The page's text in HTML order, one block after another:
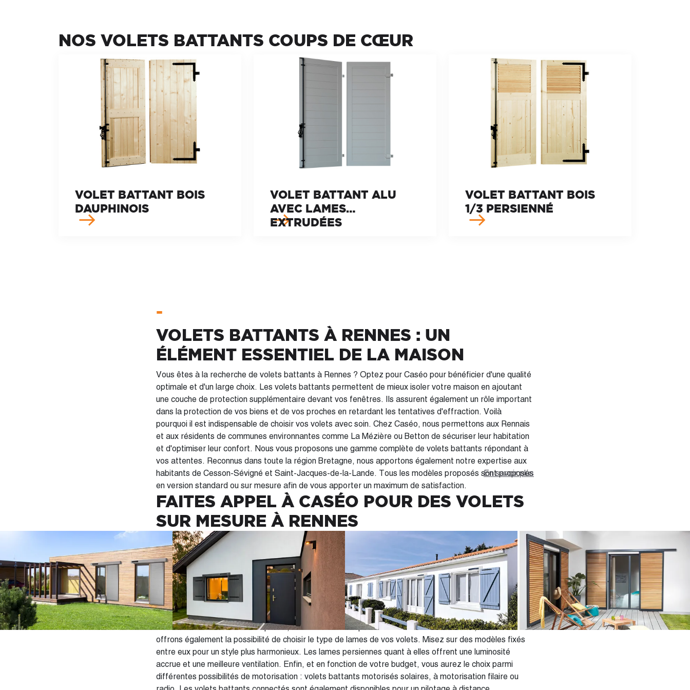
NOS VOLETS BATTANTS COUPS DE CŒUR
VOLET BATTANT BOIS
DAUPHINOIS
VOLET BATTANT ALU
AVEC LAMES
EXTRUDÉES
VOLET BATTANT BOIS
1/3 PERSIENNÉ
-
VOLETS BATTANTS À RENNES : UN
ÉLÉMENT ESSENTIEL DE LA MAISON
Vous êtes à la recherche de volets battants à Rennes ? Optez pour Caséo pour bénéficier d'une qualité
optimale et d'un large choix. Les volets battants permettent de mieux isoler votre maison en ajoutant
une couche de protection supplémentaire devant vos fenêtres. Ils assurent également un rôle important
dans la protection de vos biens et de vos proches en retardant les tentatives d'effraction. Voilà
pourquoi il est indispensable de choisir vos volets avec soin. Chez Caséo, nous permettons aux Rennais
et aux résidents de communes environnantes comme La Mézière ou Betton de sécuriser leur habitation
et d'optimiser leur confort. Nous vous proposons une gamme complète de volets battants répondant à
vos attentes. Reconnus dans toute la région Bretagne, nous apportons également notre expertise aux
habitants de Cesson-Sévigné et Saint-Jacques-de-la-Lande. Tous les modèles proposés sont proposés
en version standard ou sur mesure afin de vous apporter un maximum de satisfaction.
FAITES APPEL À CASÉO POUR DES VOLETS
SUR MESURE À RENNES
Dans le but d'offrir à nos clients les meilleurs volets battants à Rennes (35000), nous proposons un
service complet de personnalisation. Choisissez le modèle qui correspond le mieux à vos attentes, dans
un projet d'installation à neuf ou de rénovation. Facilement adaptable, le volet battant est très résistant
et assure une excellente isolation phonique et thermique de la maison. Choisissez le matériau qui saura
répondre à vos contraintes et à vos envies : - L'aluminium se démarque quant à lui par une usure très
lente et un grand choix de coloris - Le bois est à la fois économique et isolant : il offre effet aussi un
traditionnel - Le PVC est une matière solide qui se nettoie très facilement. Des volets battants en PVC
sont très résistants aux intempéries, à l'humidité et à la pollution extérieure Chez Caséo, nous vous
offrons également la possibilité de choisir le type de lames de vos volets. Misez sur des modèles fixés
entre eux pour un style plus harmonieux. Les lames persiennes quant à elles offrent une luminosité
accrue et une meilleure ventilation. Enfin, et en fonction de votre budget, vous aurez le choix parmi
différentes possibilités de motorisation : volets battants motorisés solaires, à motorisation filaire ou
En savoir plus